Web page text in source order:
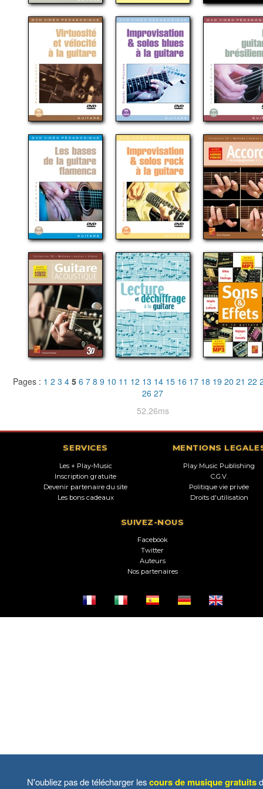
Pages : 1 2 3 4 5 6 7 8 9 10 11 12 13 14 15 16 17 18 19 20 21 22
26 27
52.26ms
SERVICES
Les + Play-Music
Inscription gratuite
Devenir partenaire du site
Les bons cadeaux
MENTIONS
Play Music Publishing
C.G.V.
Politique vie privée
Droits d'utilisation
SUIVEZ-NOUS
Facebook
Twitter
Auteurs
Nos partenaires
N'oubliez pas de télécharger lescours de musique gratuits